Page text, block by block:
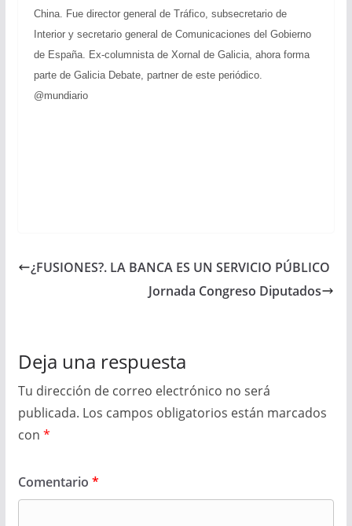
China. Fue director general de Tráfico, subsecretario de
Interior y secretario general de Comunicaciones del Gobierno
de España. Ex-columnista de Xornal de Galicia, ahora forma
parte de Galicia Debate, partner de este periódico.
@mundiario
¿FUSIONES?. LA BANCA ES UN SERVICIO PÚBLICO
Jornada Congreso Diputados
Deja una respuesta
Tu dirección de correo electrónico no será
publicada. Los campos obligatorios están marcados
con *
Comentario *